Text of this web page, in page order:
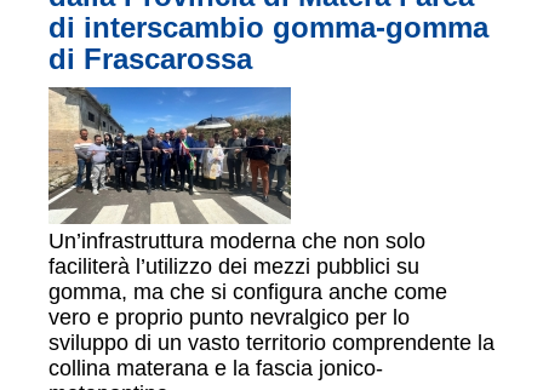
di interscambio gomma-gomma
di Frascarossa
Un’infrastruttura moderna che non solo
faciliterà l’utilizzo dei mezzi pubblici su
gomma, ma che si configura anche come
vero e proprio punto nevralgico per lo
sviluppo di un vasto territorio comprendente la
collina materana e la fascia jonico-